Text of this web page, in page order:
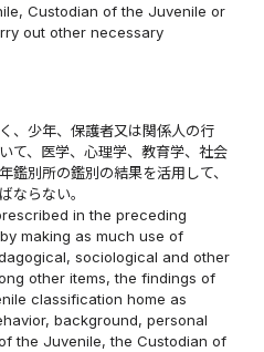
Custodian of the Juvenile or
out other necessary
、少年、保護者又は関係人の行
て、医学、心理学、教育学、社会
鑑別所の鑑別の結果を活用して、
ならない。
in the preceding
making as much use of
sociological and other
other items, the findings of
classification home as
background, personal
the Juvenile, the Custodian of